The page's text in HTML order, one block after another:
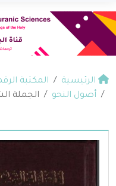
الرئيسية المكتبة
أصول النحو
الجملة